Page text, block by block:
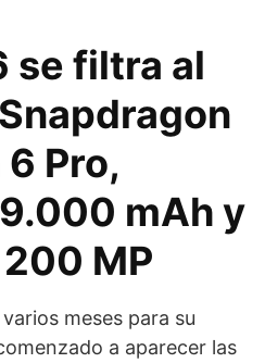
se filtra al
Pro,
mAh y
MP
meses para su
a aparecer las